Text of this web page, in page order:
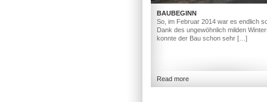
BAUBEGINN
So, im Februar 2014 war es endlich
Dank des ungewöhnlich milden
konnte der Bau schon sehr […]
Read more